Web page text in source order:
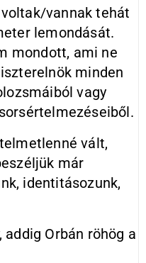
vannak tehát
lemondását.
mondott, ami ne
minden
vagy
vált,
már
identitásozunk,
addig Orbán röhög a